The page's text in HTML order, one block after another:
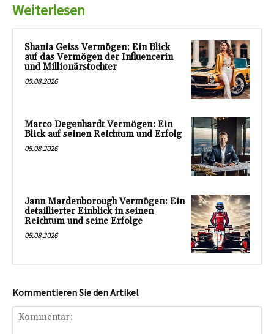
Weiterlesen
Shania Geiss Vermögen: Ein Blick
auf das Vermögen der Influencerin
und Millionärstochter
05.08.2026
Marco Degenhardt Vermögen: Ein
Blick auf seinen Reichtum und Erfolg
05.08.2026
Jann Mardenborough Vermögen: Ein
detaillierter Einblick in seinen
Reichtum und seine Erfolge
05.08.2026
Kommentieren Sie den Artikel